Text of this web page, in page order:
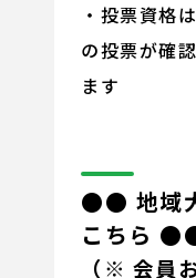
・投票資格
の投票が確
ます
●● 地域
こちら
（※ 会員